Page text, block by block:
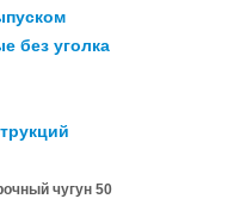
без уголка
чугун 50